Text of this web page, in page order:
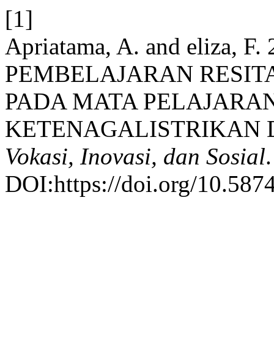
[1]
Apriatama, A. and eliza,
PEMBELAJARAN
PADA MATA
KETENAGALISTRIKAN
Vokasi, Inovasi, dan Sosial
DOI:https://doi.org/